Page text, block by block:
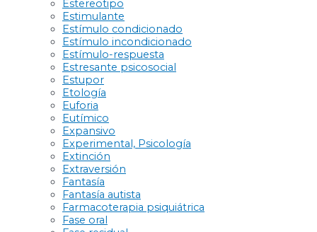
Estereotipo
Estimulante
Estímulo condicionado
Estímulo incondicionado
Estímulo-respuesta
Estresante psicosocial
Estupor
Etología
Euforia
Eutímico
Expansivo
Experimental, Psicología
Extinción
Extraversión
Fantasía
Fantasía autista
Farmacoterapia psiquiátrica
Fase oral